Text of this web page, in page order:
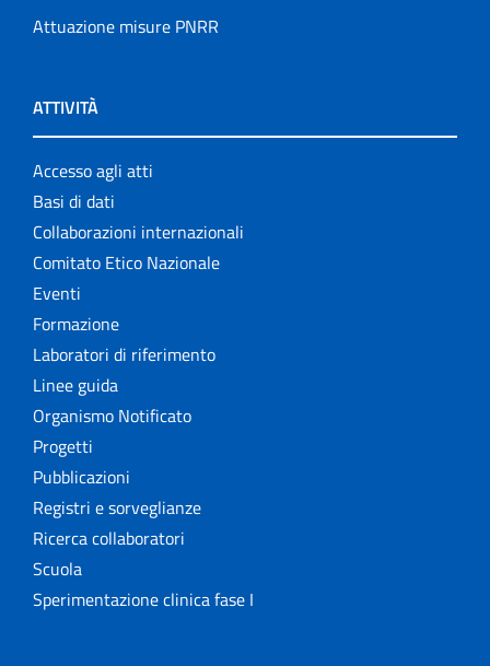
Attuazione misure PNRR
ATTIVITÀ
Accesso agli atti
Basi di dati
Collaborazioni internazionali
Comitato Etico Nazionale
Eventi
Formazione
Laboratori di riferimento
Linee guida
Organismo Notificato
Progetti
Pubblicazioni
Registri e sorveglianze
Ricerca collaboratori
Scuola
Sperimentazione clinica fase I